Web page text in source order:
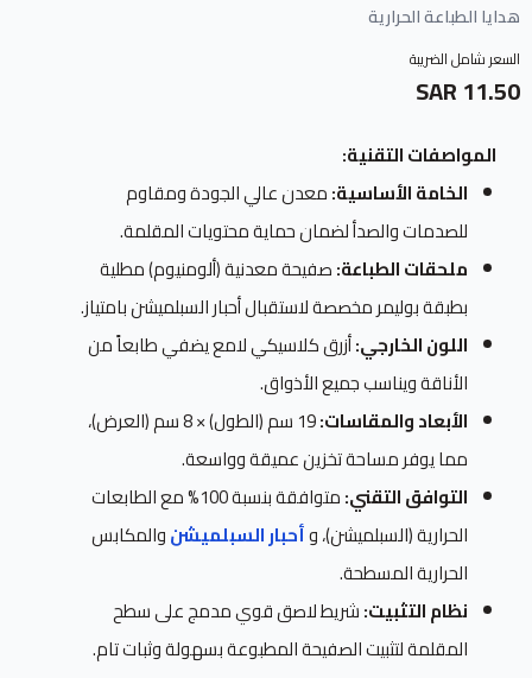
هدايا الطباعة الحرارية
السعر شامل الضريبة
11.50 SAR
المواصفات التقنية:
الخامة الأساسية:معدن عالي الجودة ومقاوم
للصدمات والصدأ لضمان حماية محتويات المقلمة.
ملحقات الطباعة:صفيحة معدنية (ألومنيوم) مطلية
بطبقة بوليمر مخصصة لاستقبال أحبار السبلميشن بامتياز.
اللون الخارجي:أزرق كلاسيكي لامع يضفي طابعاً من
الأناقة ويناسب جميع الأذواق.
الأبعاد والمقاسات:
19 سم (الطول) × 8 سم (العرض)،
مما يوفر مساحة تخزين عميقة وواسعة.
التوافق التقني:
متوافقة بنسبة 100% مع الطابعات
الحرارية (السبلميشن)، وأحبار السبلميشنوالمكابس
الحرارية المسطحة.
نظام التثبيت:شريط لاصق قوي مدمج على سطح
المقلمة لتثبيت الصفيحة المطبوعة بسهولة وثبات تام.